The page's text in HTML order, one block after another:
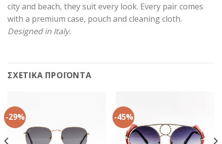
city and beach, they suit every look. Every pair comes
with a premium case, pouch and cleaning cloth.
Designed in Italy.
ΣΧΕΤΙΚΆ ΠΡΟΪΌΝΤΑ
-29% -45%